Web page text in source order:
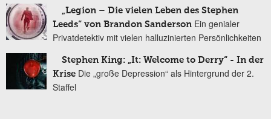
„Legion – Die vielen Leben des Stephen
Leeds“ von Brandon Sanderson Ein genialer
Privatdetektiv mit vielen halluzinierten Persönlichkeiten
Stephen King: „It: Welcome to Derry“ - In der
Krise Die „große Depression“ als Hintergrund der 2.
Staffel